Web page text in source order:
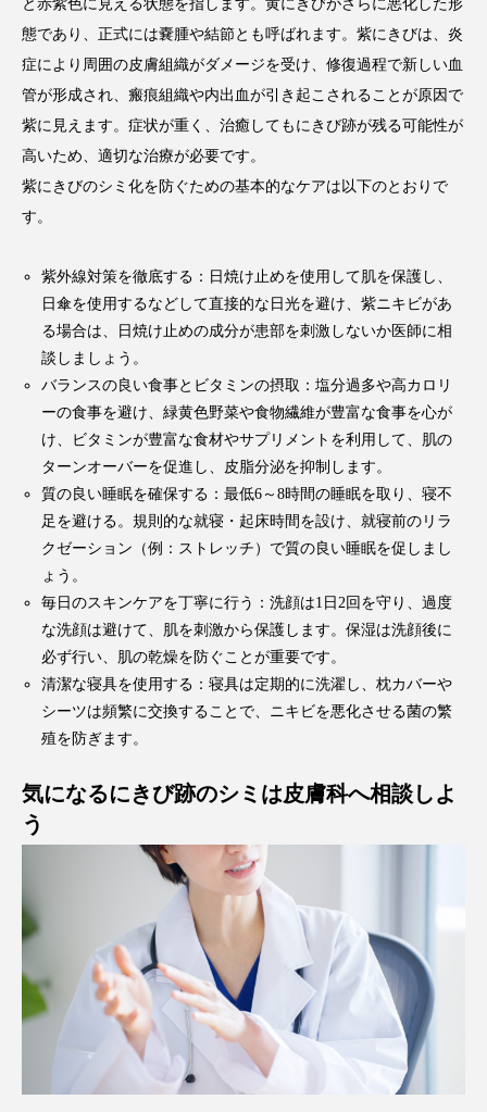
と赤紫色に見える状態を指します。黄にきびがさらに悪化した形
態であり、正式には嚢腫や結節とも呼ばれます。紫にきびは、炎
症により周囲の皮膚組織がダメージを受け、修復過程で新しい血
管が形成され、瘢痕組織や内出血が引き起こされることが原因で
紫に見えます。症状が重く、治癒してもにきび跡が残る可能性が
高いため、適切な治療が必要です。
紫にきびのシミ化を防ぐための基本的なケアは以下のとおりで
す。
紫外線対策を徹底する：日焼け止めを使用して肌を保護し、
日傘を使用するなどして直接的な日光を避け、紫ニキビがあ
る場合は、日焼け止めの成分が患部を刺激しないか医師に相
談しましょう。
バランスの良い食事とビタミンの摂取：塩分過多や高カロリ
ーの食事を避け、緑黄色野菜や食物繊維が豊富な食事を心が
け、ビタミンが豊富な食材やサプリメントを利用して、肌の
ターンオーバーを促進し、皮脂分泌を抑制します。
質の良い睡眠を確保する：最低6～8時間の睡眠を取り、寝不
足を避ける。規則的な就寝・起床時間を設け、就寝前のリラ
クゼーション（例：ストレッチ）で質の良い睡眠を促しまし
ょう。
毎日のスキンケアを丁寧に行う：洗顔は1日2回を守り、過度
な洗顔は避けて、肌を刺激から保護します。保湿は洗顔後に
必ず行い、肌の乾燥を防ぐことが重要です。
清潔な寝具を使用する：寝具は定期的に洗濯し、枕カバーや
シーツは頻繁に交換することで、ニキビを悪化させる菌の繁
殖を防ぎます。
気になるにきび跡のシミは皮膚科へ相談しよ
う